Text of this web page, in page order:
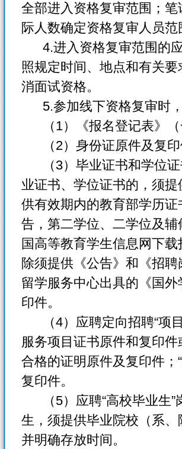
全部进入资格复审范围；
际人数确定资格复审人员范
4.进入资格复审范围的应
照规定时间、地点和有关
消面试资格。
5.参加线下资格复审时
（1）《报名登记表》（
（2）身份证原件及复印
（3）毕业证书和学位证
业证书、学位证书的，须
供有效期内的教育部学历
告，第二学位、二学位及
国高等教育学生信息网下
除须提供《公告》和《招
留学服务中心出具的《国
印件。
（4）应聘定向招聘“项目
服务项目证书原件和复印
合格的证明原件及复印件；
复印件。
（5）应聘“高校毕业生”
生，须提供毕业院校（系
并明确存放时间。